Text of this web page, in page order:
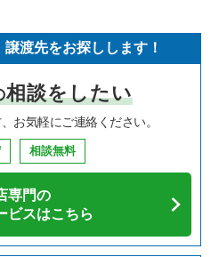
渡先をお探しします！
相談をしたい
お気軽にご連絡ください。
相談無料
専門の
ビスはこちら